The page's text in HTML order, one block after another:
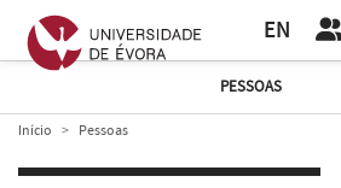
EN
PESSOAS
Início Pessoas